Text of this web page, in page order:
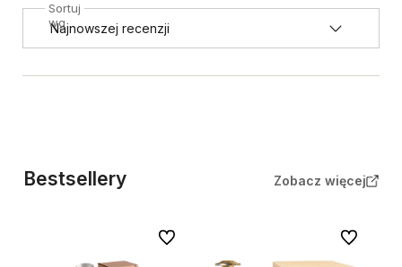
Sortuj
wg
Bestsellery Zobacz więcej
Do ulubionych Do